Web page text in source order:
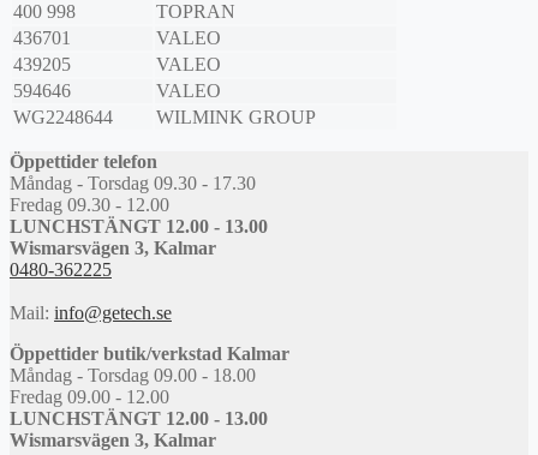
400 998
TOPRAN
436701
VALEO
439205
VALEO
594646
VALEO
WG2248644
WILMINK GROUP
Öppettider telefon
Måndag - Torsdag 09.30 - 17.30
Fredag 09.30 - 12.00
LUNCHSTÄNGT 12.00 - 13.00
Wismarsvägen 3, Kalmar
0480-362225
Mail: info@getech.se
Öppettider butik/verkstad Kalmar
Måndag - Torsdag 09.00 - 18.00
Fredag 09.00 - 12.00
LUNCHSTÄNGT 12.00 - 13.00
Wismarsvägen 3, Kalmar